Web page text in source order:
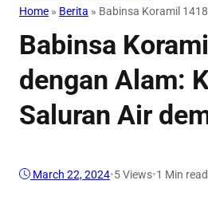
Home » Berita » Babinsa Koramil
Babinsa
dengan Alam:
Saluran Air
March 22, 2024•5Views•1 Min read